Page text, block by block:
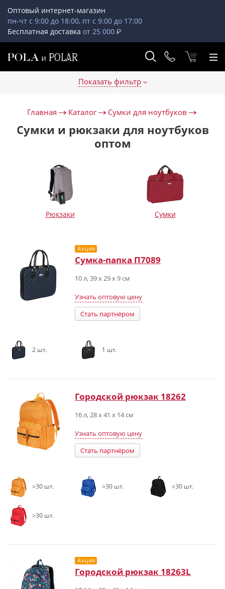
Оптовый интернет-магазин
пн-чт с 9:00 до 18:00, пт с 9:00 до 17:00
Бесплатная доставка от 25 000 ₽
Показать фильтр
Главная Каталог Сумки для ноутбуков
Сумки и рюкзаки для ноутбуков
оптом
Рюкзаки Сумки
Акция
Сумка-папка П7089
10 л, 39 х 29 х 9 см
Узнать оптовую цену
Стать партнёром
2 шт. 1 шт.
Городской рюкзак 18262
16 л, 28 x 41 x 14 см
Узнать оптовую цену
Стать партнёром
>30 шт. >30 шт. >30 шт.
>30 шт.
Акция
Городской рюкзак 18263L